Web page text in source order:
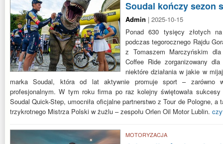
Soudal kończy sezon
Admin | 2025-10-15
Ponad 630 tysięcy złotych
podczas tegorocznego Rajdu
z Tomaszem Marczyńskim
Coffee Ride zorganizowany
niektóre działania w jakie w
marka Soudal, która od lat aktywnie promuje sport – zarówno
profesjonalnym. W tym roku firma po raz kolejny świętowała
Soudal Quick-Step, umocniła oficjalne partnerstwo z Tour de Pologne, a
trzykrotnego Mistrza Polski w żużlu – zespołu Orlen Oil Motor Lublin.
MOTORYZACJA